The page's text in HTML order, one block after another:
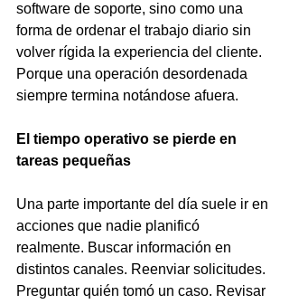
software de soporte, sino como una
forma de ordenar el trabajo diario sin
volver rígida la experiencia del cliente.
Porque una operación desordenada
siempre termina notándose afuera.
El tiempo operativo se pierde en
tareas pequeñas
Una parte importante del día suele ir en
acciones que nadie planificó
realmente. Buscar información en
distintos canales. Reenviar solicitudes.
Preguntar quién tomó un caso. Revisar